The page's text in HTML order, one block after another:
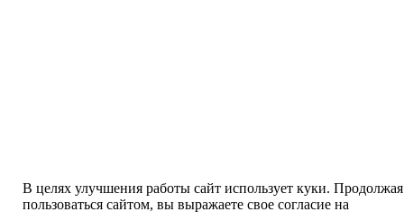
В целях улучшения работы сайт использует куки. Продолжая
пользоваться сайтом, вы выражаете свое согласие на